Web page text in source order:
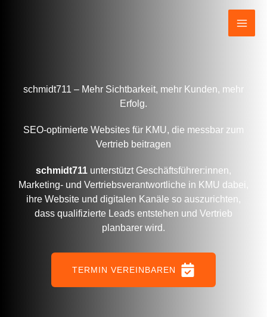
schmidt711 – Mehr Sichtbarkeit, mehr Kunden, mehr
Erfolg.
SEO-optimierte Websites für KMU, die messbar zum
Vertrieb beitragen
schmidt711 unterstützt Geschäftsführer:innen,
Marketing- und Vertriebsverantwortliche in KMU dabei,
ihre Website und digitalen Kanäle so auszurichten,
dass qualifizierte Leads entstehen und Vertrieb
planbarer wird.
TERMIN VEREINBAREN